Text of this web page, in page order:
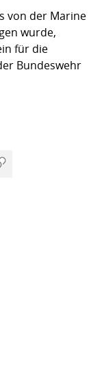
von der Marine
wurde,
für die
Bundeswehr